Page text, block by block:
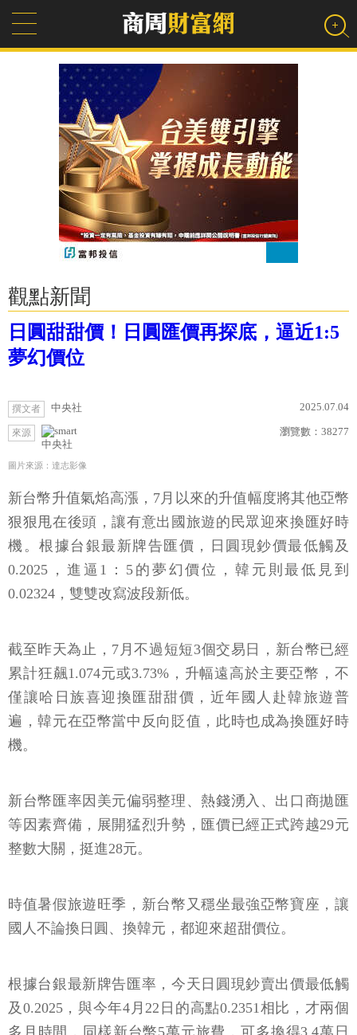
觀點新聞
日圓甜甜價！日圓匯價再探底，逼近1:5
夢幻價位
撰文者 中央社 2025.07.04
來源
中央社
瀏覽數： 38277
圖片來源：達志影像
新台幣升值氣焰高漲，7月以來的升值幅度將其他亞幣
狠狠甩在後頭，讓有意出國旅遊的民眾迎來換匯好時
機。根據台銀最新牌告匯價，日圓現鈔價最低觸及
0.2025，進逼1：5的夢幻價位，韓元則最低見到
0.02324，雙雙改寫波段新低。
截至昨天為止，7月不過短短3個交易日，新台幣已經
累計狂飆1.074元或3.73%，升幅遠高於主要亞幣，不
僅讓哈日族喜迎換匯甜甜價，近年國人赴韓旅遊普
遍，韓元在亞幣當中反向貶值，此時也成為換匯好時
機。
新台幣匯率因美元偏弱整理、熱錢湧入、出口商拋匯
等因素齊備，展開猛烈升勢，匯價已經正式跨越29元
整數大關，挺進28元。
時值暑假旅遊旺季，新台幣又穩坐最強亞幣寶座，讓
國人不論換日圓、換韓元，都迎來超甜價位。
根據台銀最新牌告匯率，今天日圓現鈔賣出價最低觸
及0.2025，與今年4月22日的高點0.2351相比，才兩個
多月時間，同樣新台幣5萬元旅費，可多換得3.4萬日